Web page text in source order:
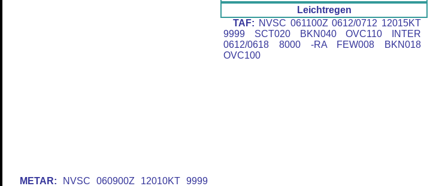
METAR: NVSC 060900Z 12010KT 9999
Leichtregen
TAF: NVSC 061100Z 0612/0712 12015KT
9999 SCT020 BKN040 OVC110 INTER
0612/0618 8000 -RA FEW008 BKN018
OVC100